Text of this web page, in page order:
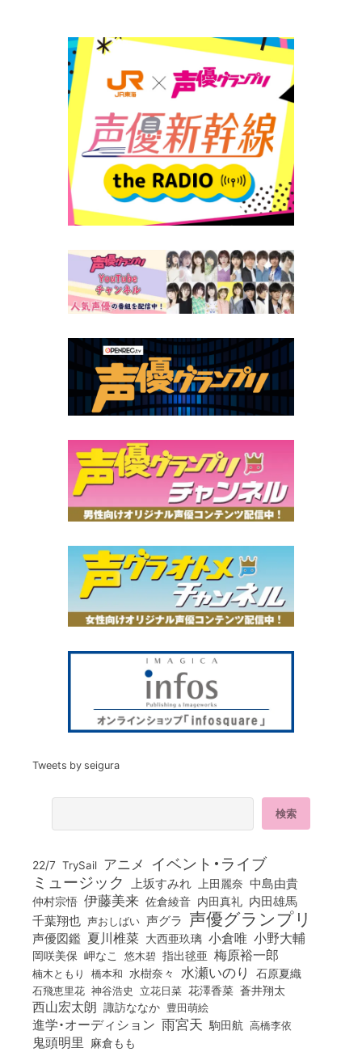
Tweets by seigura
22/7 TrySail アニメ イベント・ライブ
ミュージック 上坂すみれ 上田麗奈 中島由貴
仲村宗悟 伊藤美来 佐倉綾音 内田真礼 内田雄馬
千葉翔也 声おしばい 声グラ 声優グランプリ
声優図鑑 夏川椎菜 大西亜玖璃 小倉唯 小野大輔
岡咲美保 岬なこ 悠木碧 指出毬亜 梅原裕一郎
楠木ともり 橋本和 水樹奈々 水瀬いのり 石原夏織
石飛恵里花 神谷浩史 立花日菜 花澤香菜 蒼井翔太
西山宏太朗 諏訪ななか 豊田萌絵
進学・オーディション 雨宮天 駒田航 高橋李依
鬼頭明里 麻倉もも